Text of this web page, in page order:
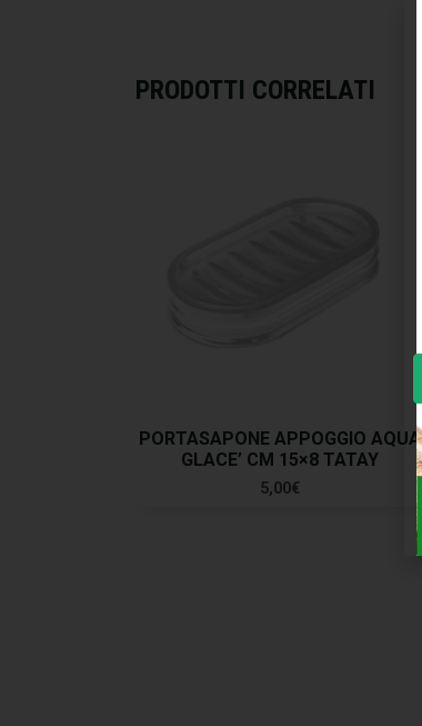
PRODOTTI CORRELATI
PORTASAPONE APPOGGIO AQUA
GLACE’ CM 15×8 TATAY
5,00€